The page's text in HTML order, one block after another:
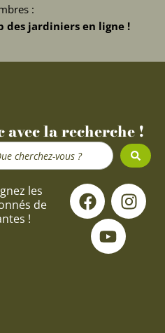
:
des jardiniers en ligne !
la recherche !
les
de
!
F
a
c
e
I
n
s
Y
o
u
t
u